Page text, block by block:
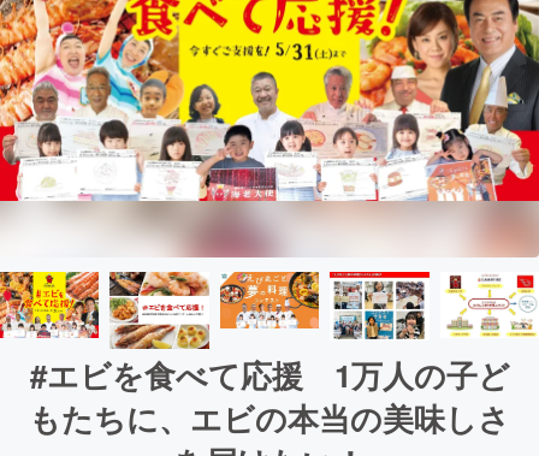
#エビを食べて応援 1万人の子ど
もたちに、エビの本当の美味しさ